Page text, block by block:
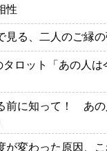
性
見る、二人のご縁の
ロット「あの人は
前に知って！ あの
が変わった原因、